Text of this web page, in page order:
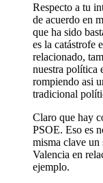
Respecto a tu
de acuerdo en
que ha sido
es la catástrofe
relacionado,
nuestra política
rompiendo asi
tradicional
Claro que hay
PSOE. Eso es
misma clave
Valencia en
ejemplo.